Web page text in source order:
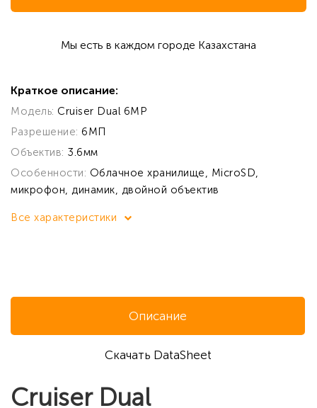
Мы есть в каждом городе Казахстана
Краткое описание:
Модель: Cruiser Dual 6MP
Разрешение: 6МП
Объектив: 3.6мм
Особенности: Облачное хранилище, MicroSD,
микрофон, динамик, двойной объектив
Все характеристики
Описание
Скачать DataSheet
Cruiser Dual